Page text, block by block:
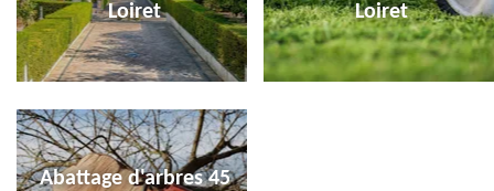
Loiret
Loiret
Abattage d'arbres 45